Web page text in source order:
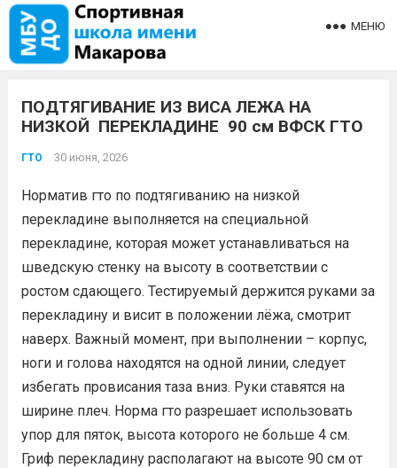
МЕНЮ
ПОДТЯГИВАНИЕ ИЗ ВИСА ЛЕЖА НА
НИЗКОЙ ПЕРЕКЛАДИНЕ 90 см ВФСК ГТО
ГТО 30 июня, 2026
Норматив гто по подтягиванию на низкой
перекладине выполняется на специальной
перекладине, которая может устанавливаться на
шведскую стенку на высоту в соответствии с
ростом сдающего. Тестируемый держится руками за
перекладину и висит в положении лёжа, смотрит
наверх. Важный момент, при выполнении – корпус,
ноги и голова находятся на одной линии, следует
избегать провисания таза вниз. Руки ставятся на
ширине плеч. Норма гто разрешает использовать
упор для пяток, высота которого не больше 4 см.
Гриф перекладину располагают на высоте 90 см от